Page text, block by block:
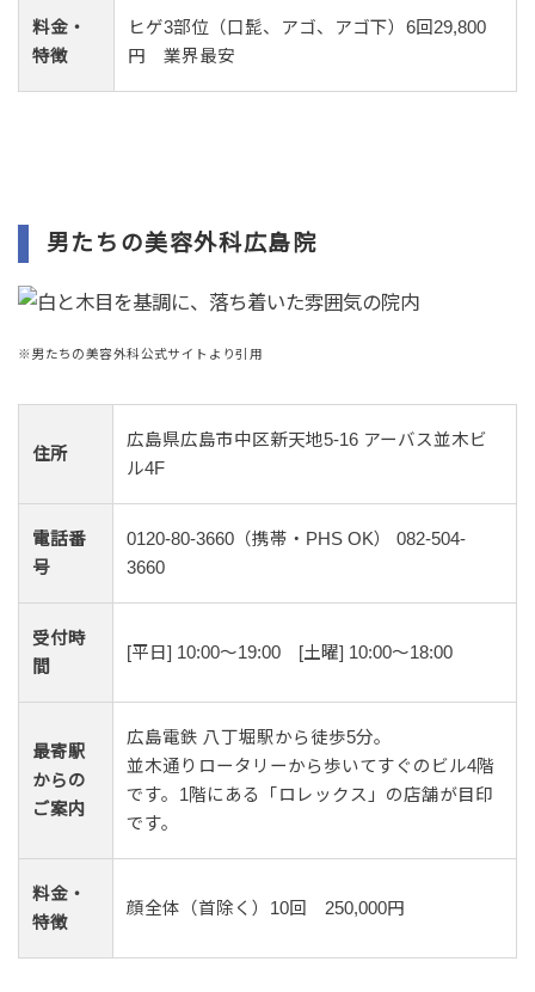
料金・
特徴
ヒゲ3部位（口髭、アゴ、アゴ下）6回29,800
円 業界最安
男たちの美容外科広島院
※男たちの美容外科公式サイトより引用
住所
広島県広島市中区新天地5-16 アーバス並木ビ
ル4F
電話番
号
0120-80-3660（携帯・PHS OK） 082-504-
3660
受付時
間
[平日] 10:00～19:00 [土曜] 10:00～18:00
最寄駅
からの
ご案内
広島電鉄 八丁堀駅から徒歩5分。
並木通りロータリーから歩いてすぐのビル4階
です。1階にある「ロレックス」の店舗が目印
です。
料金・
特徴
顔全体（首除く）10回 250,000円